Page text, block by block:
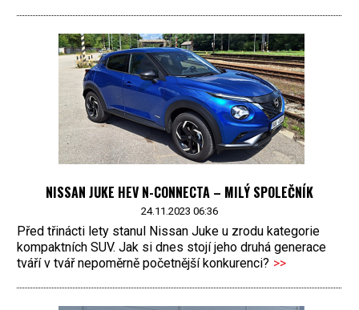
NISSAN JUKE HEV N-CONNECTA – MILÝ SPOLEČNÍK
24.11.2023 06:36
Před třinácti lety stanul Nissan Juke u zrodu kategorie
kompaktních SUV. Jak si dnes stojí jeho druhá generace
tváří v tvář nepoměrně početnější konkurenci? >>